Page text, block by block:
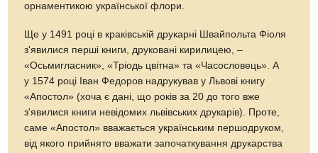
орнаментикою української флори.
Ще у 1491 році в краківській друкарні Швайпольта Фіоля
з'явилися перші книги, друковані кирилицею, –
«Осьмигласник», «Тріодь цвітна» та «Часословець». А
у 1574 році Іван Федоров надрукував у Львові книгу
«Апостол» (хоча є дані, що років за 20 до того вже
з'явилися книги невідомих львівських друкарів). Проте,
саме «Апостол» вважається українським першодруком,
від якого прийнято вважати започаткування друкарства